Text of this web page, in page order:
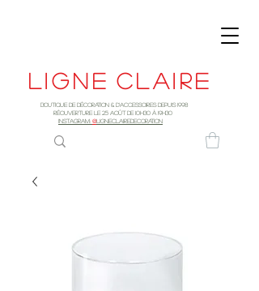
Ligne claire
Boutique de décoration & d'accessoires depuis 1998
RÉOUVERTURE LE 25 AOûT DE 10h30 à 19H30
INSTAGRAM: @LIGNECLAIREDECORATION